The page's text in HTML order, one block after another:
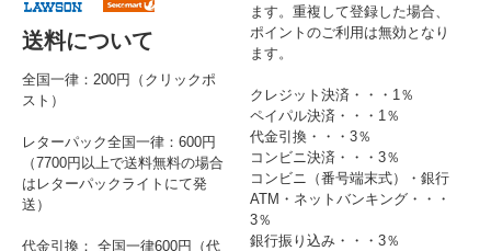
送料について
全国一律：200円（クリックポ
スト）
レターパック全国一律：600円
（7700円以上で送料無料の場合
はレターパックライトにて発
送）
代金引換： 全国一律600円（代
ます。重複して登録した場合、
ポイントのご利用は無効となり
ます。
クレジット決済・・・1％
ペイパル決済・・・1％
代金引換・・・3％
コンビニ決済・・・3％
コンビニ（番号端末式）・銀行
ATM・ネットバンキング・・・
3％
銀行振り込み・・・3％